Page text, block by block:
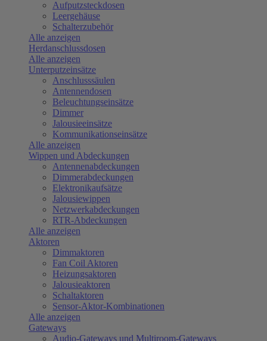
Aufputzsteckdosen
Leergehäuse
Schalterzubehör
Alle anzeigen
Herdanschlussdosen
Alle anzeigen
Unterputzeinsätze
Anschlusssäulen
Antennendosen
Beleuchtungseinsätze
Dimmer
Jalousieeinsätze
Kommunikationseinsätze
Alle anzeigen
Wippen und Abdeckungen
Antennenabdeckungen
Dimmerabdeckungen
Elektronikaufsätze
Jalousiewippen
Netzwerkabdeckungen
RTR-Abdeckungen
Alle anzeigen
Aktoren
Dimmaktoren
Fan Coil Aktoren
Heizungsaktoren
Jalousieaktoren
Schaltaktoren
Sensor-Aktor-Kombinationen
Alle anzeigen
Gateways
Audio-Gateways und Multiroom-Gateways